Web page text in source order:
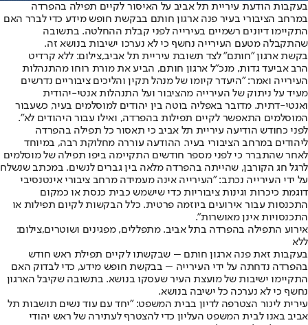
בעקבות הודעת עיריית תל אביב על האיסור לקיים תפילה בהפרדה
במרחב הציבורי בעיר פנה ארגון חותם בבקשת חופש מידע כדי לברר האם
התקיימו דיונים רשמיים בעירייה לפני קבלת ההחלטה. בתשובה
שהתקבלה מטעם העירייה נחשף כי לא נערכו ישיבות בנושא זה.
בקשת ארגון "חותם" לצד תשובת עיריית תל אביב,צילום: ללא קרדיט
הרב אביעד גדות, מנכ"ל ארגון חותם, הביע את מורת רוחו מהתנהלות
העירייה ואמר: "היעדר קיומו של מנהל תקין והליכים ציבוריים נדרשים
מעיד על ניתוק של העירייה מהציבור ועל התנהלות אנטי-יהודית
ואנטי-דתית. מדובר באפליה בוטה בין יהודים למוסלמים בעיר, כשעבור
המוסלמים התאפשר לקיים תפילות בהפרדה, ואילו עבור היהודים לא".
לפני כחודש הודיעה עיריית תל אביב כי תאסור כל תפילה בהפרדה
ליהודים במרחב הציבורי בעיר. ההודעה עוררה מחלוקת רבה, במיוחד
לאחר שהתברר כי לפני מספר חודשים התקיימה ביפו תפילה של מוסלמים
לרגל חג הקורבן, שהייתה בהפרדה מלאה בין גברים לנשים. במכתב שנשלח
על ידי העירייה נכתב: "העירייה אינה מעמידה מרחב ציבורי אינטנסיבי
דוגמת כיכרות וגינות ציבוריות כדי שישמש כבית כנסת או כמקום
התכנסות עבור אירועים ביוזמה פרטית. כלל הבקשות לקיום תפילות או
התכנסויות אינן מאושרות".
אירוע התפילה בהפרדה בתל אביב. מתפללים, מפגינים ושוטרים,צילום:
ללא
בעקבות זאת פנה ארגון חותם – שבקשתו לקיים תפילת ראש חודש
בהפרדה נדחתה על ידי העירייה – בבקשת חופש מידע, כדי לבדוק האם
התקיימו ישיבות של מועצת העיר שעסקו בנושא. בתשובה שקיבל הארגון
נחשף כי לא נערכה כל ישיבה בנושא.
עירית לינור הצטרפה לדיון בבית המשפט: "יחד עם עוד נשים תושבות תל
אביב באנו לבית המשפט העליון כדי להצטרף לעתירה של ראש יהודי